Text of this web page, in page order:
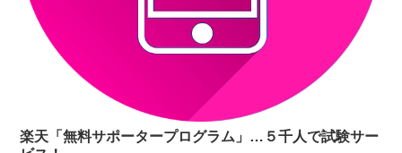
楽天「無料サポータープログラム」…５千人で試験サー